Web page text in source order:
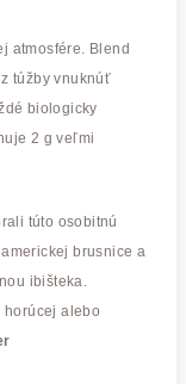
atmosfére. Blend
túžby vnuknúť
biologicky
2 g veľmi
túto osobitnú
brusnice a
ibišteka.
horúcej alebo